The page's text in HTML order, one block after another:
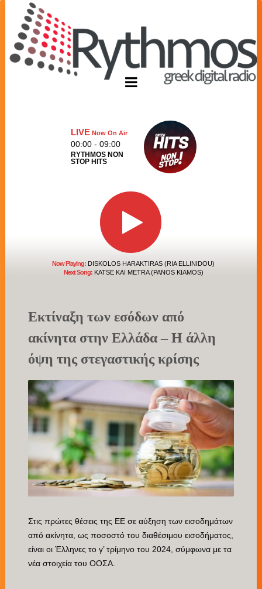
LIVENow On Air
00:00 - 09:00
RYTHMOS NON
STOP HITS
Now Playing: DISKOLOS HARAKTIRAS (RIA ELLINIDOU)
Next Song:KATSE KAI METRA (PANOS KIAMOS)
Εκτίναξη των εσόδων από
ακίνητα στην Ελλάδα – Η άλλη
όψη της στεγαστικής κρίσης
Στις πρώτες θέσεις της ΕΕ σε αύξηση των εισοδημάτων
από ακίνητα, ως ποσοστό του διαθέσιμου εισοδήματος,
είναι οι Έλληνες το γ’ τρίμηνο του 2024, σύμφωνα με τα
νέα στοιχεία του ΟΟΣΑ.